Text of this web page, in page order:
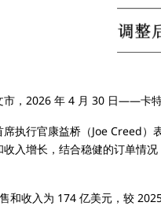
市，2026 年 4 月 30 日——卡
执行官康益桥（Joe Creed）
入增长，结合稳健的订单情
和收入为 174 亿美元，较